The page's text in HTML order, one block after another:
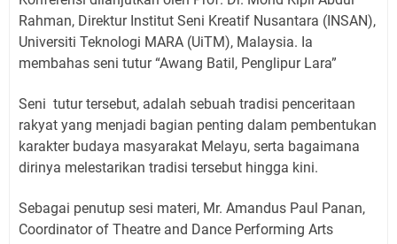
Rahman, Direktur Institut Seni Kreatif Nusantara (INSAN),
Universiti Teknologi MARA (UiTM), Malaysia. Ia
membahas seni tutur “Awang Batil, Penglipur Lara”
Seni tutur tersebut, adalah sebuah tradisi penceritaan
rakyat yang menjadi bagian penting dalam pembentukan
karakter budaya masyarakat Melayu, serta bagaimana
dirinya melestarikan tradisi tersebut hingga kini.
Sebagai penutup sesi materi, Mr. Amandus Paul Panan,
Coordinator of Theatre and Dance Performing Arts